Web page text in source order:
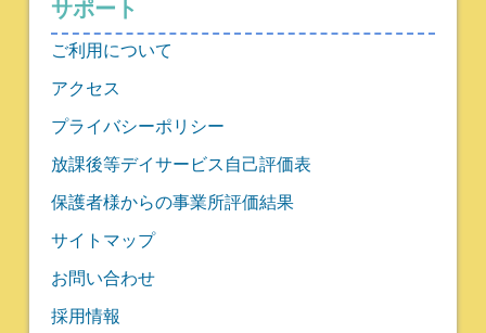
サポート
ご利用について
アクセス
プライバシーポリシー
放課後等デイサービス自己評価表
保護者様からの事業所評価結果
サイトマップ
お問い合わせ
採用情報